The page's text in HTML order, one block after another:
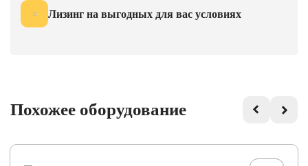
Лизинг на выгодных для вас условиях
Похожее оборудование